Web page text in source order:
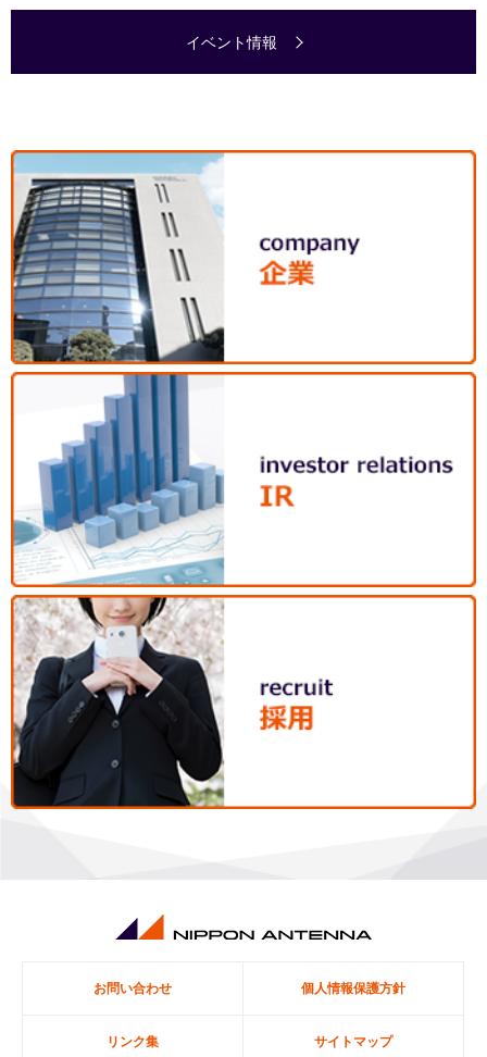
イベント情報
お問い合わせ 個人情報保護方針
リンク集 サイトマップ